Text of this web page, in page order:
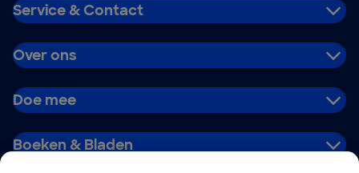
Service & Contact
Over ons
Doe mee
Boeken & Bladen